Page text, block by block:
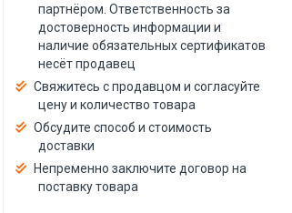
партнёром. Ответственность за
достоверность информации и
наличие обязательных сертификатов
несёт продавец
Свяжитесь с продавцом и согласуйте
цену и количество товара
Обсудите способ и стоимость
доставки
Непременно заключите договор на
поставку товара